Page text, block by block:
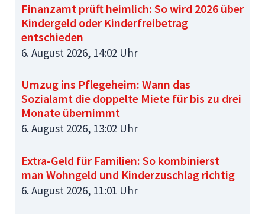
Finanzamt prüft heimlich: So wird 2026 über
Kindergeld oder Kinderfreibetrag
entschieden
6. August 2026, 14:02 Uhr
Umzug ins Pflegeheim: Wann das
Sozialamt die doppelte Miete für bis zu drei
Monate übernimmt
6. August 2026, 13:02 Uhr
Extra-Geld für Familien: So kombinierst
man Wohngeld und Kinderzuschlag richtig
6. August 2026, 11:01 Uhr